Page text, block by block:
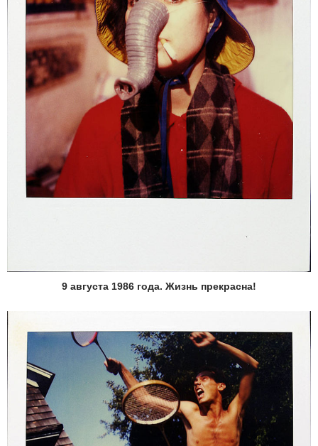
9 августа 1986 года. Жизнь прекрасна!